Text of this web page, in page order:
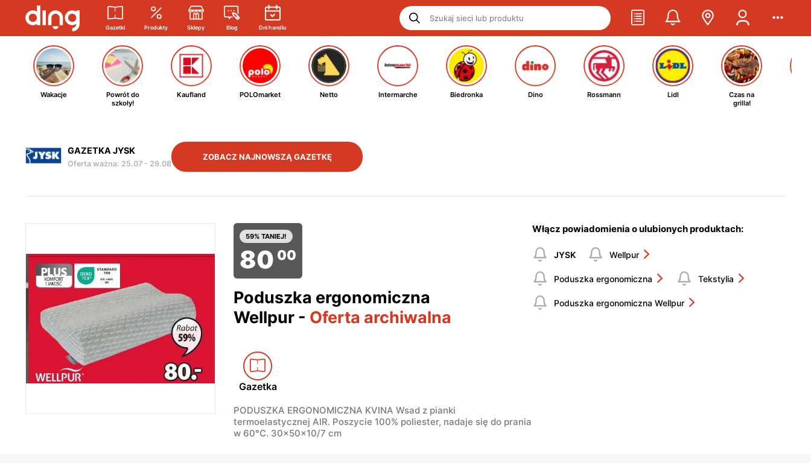
Gazetki Produkty Sklepy Blog Dni handlu
Wakacje
Powrót do
szkoły!
Kaufland POLOmarket Netto Intermarche Biedronka Dino Rossmann Lidl
Czas na
grilla!
GAZETKA JYSK
Oferta ważna: 25.07 - 29.08
ZOBACZ NAJNOWSZĄ GAZETKĘ
59% TANIEJ!
80 00
Poduszka ergonomiczna
Wellpur - Oferta archiwalna
Gazetka
PODUSZKA ERGONOMICZNA KVINA Wsad z pianki
termoelastycznej AIR. Poszycie 100% poliester, nadaje się do prania
w 60°C. 30x50x10/7 cm
Włącz powiadomienia o ulubionych produktach:
JYSK Wellpur
Poduszka ergonomiczna Tekstylia
Poduszka ergonomiczna Wellpur